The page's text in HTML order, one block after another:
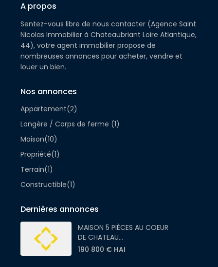
A propos
Sentez-vous libre de nous contacter (Agence Saint
Nicolas Immobilier à Chateaubriant Loire Atlantique,
44), votre agent immobilier propose de
nombreuses annonces pour acheter, vendre et
louer un bien.
Nos annonces
Appartement(2)
Longère / Corps de ferme (1)
Maison(10)
Propriété(1)
Terrain(1)
Constructible(1)
Dernières annonces
MAISON 5 PIÈCES AU COEUR
DE CHATEAU...
190 800 € HAI